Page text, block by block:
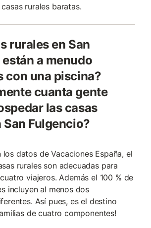
rurales baratas.
rurales en San
a menudo
con una piscina?
cuanta gente
las casas
San Fulgencio?
los datos de Vacaciones España, el
rurales son adecuadas para
viajeros. Además el 100 % de
incluyen al menos dos
Así pues, es el destino
de cuatro componentes!